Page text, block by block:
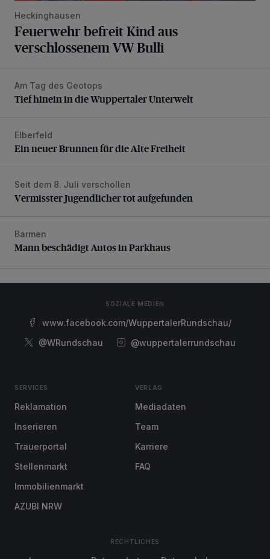
Heckinghausen
Feuerwehr befreit Kind aus
verschlossenem VW Bulli
Tief hinein in die Wuppertaler Unterwelt
Am Tag des Geotops
Tief hinein in die Wuppertaler Unterwelt
Ein neuer Brunnen für die Alte Freiheit
Elberfeld
Ein neuer Brunnen für die Alte Freiheit
Vermisster Jugendlicher tot aufgefunden
Seit dem 8. Juli verschollen
Vermisster Jugendlicher tot aufgefunden
Mann beschädigt Autos in Parkhaus
Barmen
Mann beschädigt Autos in Parkhaus
SOZIALE MEDIEN
www.facebook.com/WuppertalerRundschau/
@WRundschau
@wuppertalerrundschau
SERVICES
Reklamation
Inserieren
Trauerportal
Stellenmarkt
Immobilienmarkt
AZUBI NRW
VERLAG
Mediadaten
Team
Karriere
FAQ
RECHTLICHES